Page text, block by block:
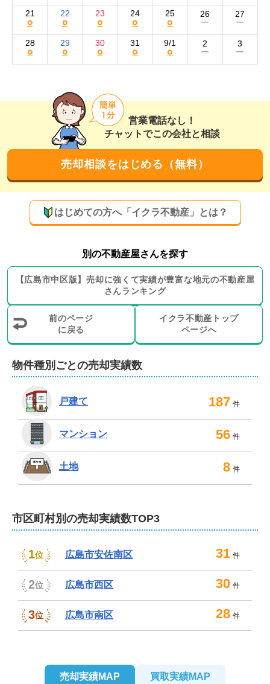
営業電話なし！
チャットでこの会社と相談
売却相談をはじめる（無料）
はじめての方へ「イクラ不動産」とは？
別の不動産屋さんを探す
【広島市中区版】売却に強くて実績が豊富な地元の不動産屋
さんランキング
前のページ
に戻る
イクラ不動産トップ
ページへ
21
○
22
○
23
○
24
○
25
○
26
ー
27
ー
28
○
29
○
30
○
31
○
9/1
○
2
ー
3
ー
いるスタッフや地域の不動産事情に詳しい地元出身のス
タッフが、お客様のご要望に合わせた最適なご提案をい
たします。リフォームや解体にも対応可能です。税理士
や司法書士とも連携。相続、離婚による売却や空き家物
ンナーのご紹介も承ります。
査定やご相談は無料。もちろん秘密は厳守いたします。
店内にはキッズスペースも完備しているため、ぜひご家
族皆さまでご来店ください。プライバシーに配慮した個
別ブースもございます。オンラインでのご相談も可能で
す。不動産に関することなら、いつでもお気軽にご相談
物件種別ごとの売却実績数
戸建て 187 件
マンション 56 件
土地 8 件
市区町村別の売却実績数TOP3
1位 広島市安佐南区 31 件
2位 広島市西区 30 件
3位 広島市南区 28 件
売却実績MAP 買取実績MAP